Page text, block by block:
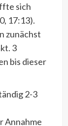
sich
17:13).
zunächst
3
bis dieser
2-3
Annahme